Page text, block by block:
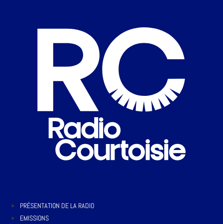
PRÉSENTATION DE LA RADIO
EMISSIONS